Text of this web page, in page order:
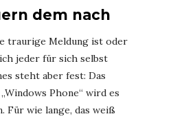
dem nach
traurige Meldung ist oder
jeder für sich selbst
steht aber fest: Das
Phone“ wird es
Für wie lange, das weiß